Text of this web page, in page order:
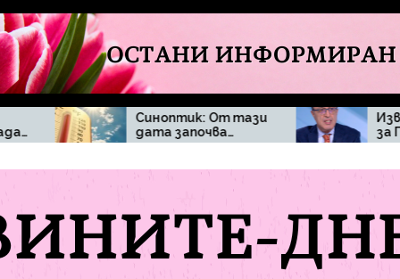
Синоптик: От тази
дата започва…
Извънредна новина
за Петър Стоянов
и твърденията, че